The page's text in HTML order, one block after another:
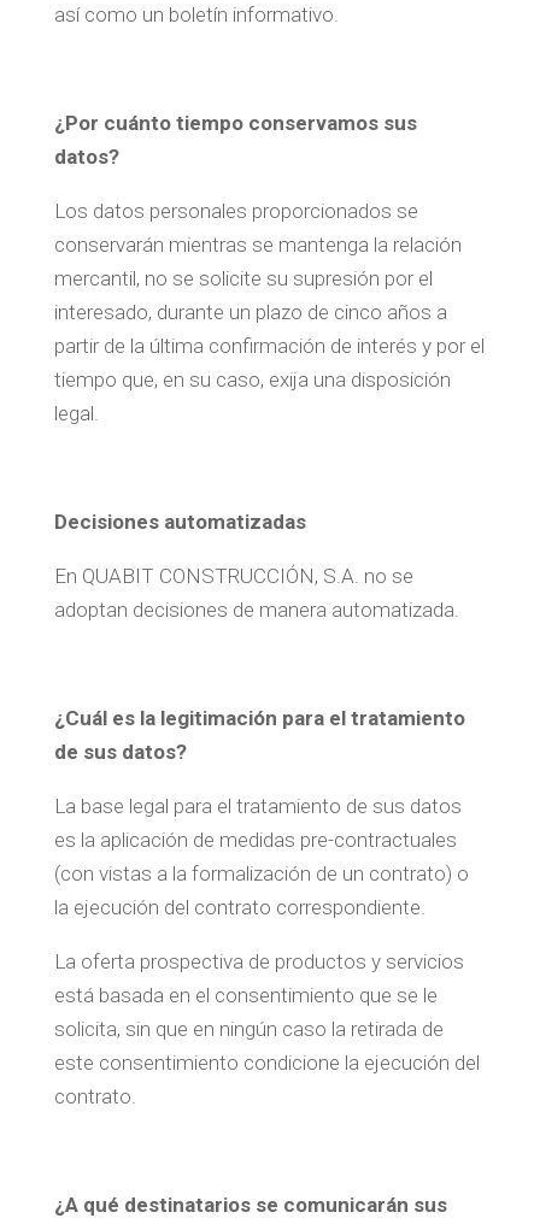
así como un boletín informativo.
¿Por cuánto tiempo conservamos sus
datos?
Los datos personales proporcionados se
conservarán mientras se mantenga la relación
mercantil, no se solicite su supresión por el
interesado, durante un plazo de cinco años a
partir de la última confirmación de interés y por el
tiempo que, en su caso, exija una disposición
legal.
Decisiones automatizadas
En QUABIT CONSTRUCCIÓN, S.A. no se
adoptan decisiones de manera automatizada.
¿Cuál es la legitimación para el tratamiento
de sus datos?
La base legal para el tratamiento de sus datos
es la aplicación de medidas pre-contractuales
(con vistas a la formalización de un contrato) o
la ejecución del contrato correspondiente.
La oferta prospectiva de productos y servicios
está basada en el consentimiento que se le
solicita, sin que en ningún caso la retirada de
este consentimiento condicione la ejecución del
contrato.
¿A qué destinatarios se comunicarán sus